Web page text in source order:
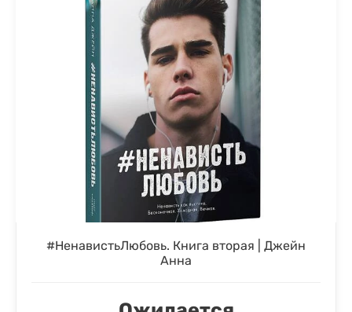
#НенавистьЛюбовь. Книга вторая | Джейн
Анна